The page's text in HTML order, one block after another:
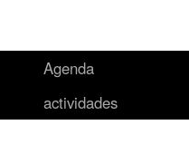
Agenda
actividades